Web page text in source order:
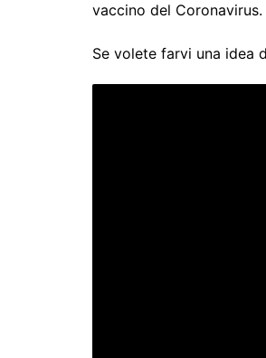
vaccino del Coronavirus.
Se volete farvi una idea